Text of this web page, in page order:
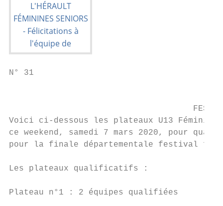
N° 31
Voici ci-dessous les plateaux U13
ce weekend, samedi 7 mars 2020, pour
pour la finale départementale festival
Les plateaux qualificatifs :
Plateau n°1 : 2 équipes qualifiées